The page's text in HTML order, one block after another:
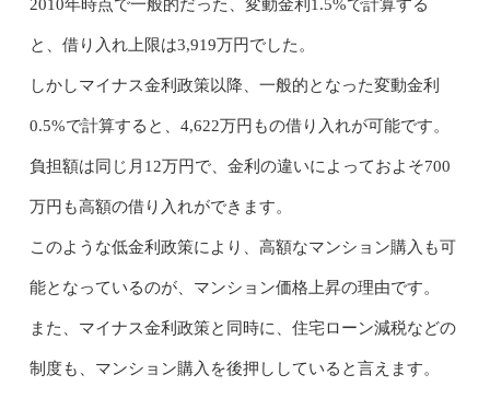
2010年時点で一般的だった、変動金利1.5%で計算する
と、借り入れ上限は3,919万円でした。
しかしマイナス金利政策以降、一般的となった変動金利
0.5%で計算すると、4,622万円もの借り入れが可能です。
負担額は同じ月12万円で、金利の違いによっておよそ700
万円も高額の借り入れができます。
このような低金利政策により、高額なマンション購入も可
能となっているのが、マンション価格上昇の理由です。
また、マイナス金利政策と同時に、住宅ローン減税などの
制度も、マンション購入を後押ししていると言えます。